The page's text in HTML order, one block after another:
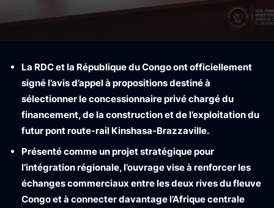
La RDC et la République du Congo ont officiellement
signé l’avis d’appel à propositions destiné à
sélectionner le concessionnaire privé chargé du
financement, de la construction et de l’exploitation du
futur pont route-rail Kinshasa-Brazzaville.
Présenté comme un projet stratégique pour
l’intégration régionale, l’ouvrage vise à renforcer les
échanges commerciaux entre les deux rives du fleuve
Congo et à connecter davantage l’Afrique centrale